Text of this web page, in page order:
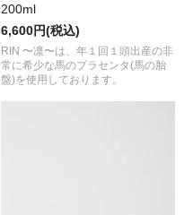
200ml
6,600円(税込)
RIN 〜凛〜は、年１回１頭出産の非
常に希少な馬のプラセンタ(馬の胎
盤)を使用しております。